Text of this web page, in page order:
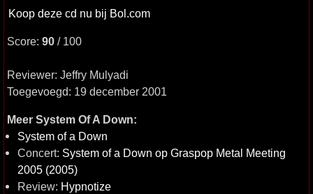
Koop deze cd nu bij Bol.com
Score: 90 / 100
Reviewer: Jeffry Mulyadi
Toegevoegd: 19 december 2001
Meer System Of A Down:
System of a Down
Concert: System of a Down op Graspop Metal Meeting
2005 (2005)
Review: Hypnotize